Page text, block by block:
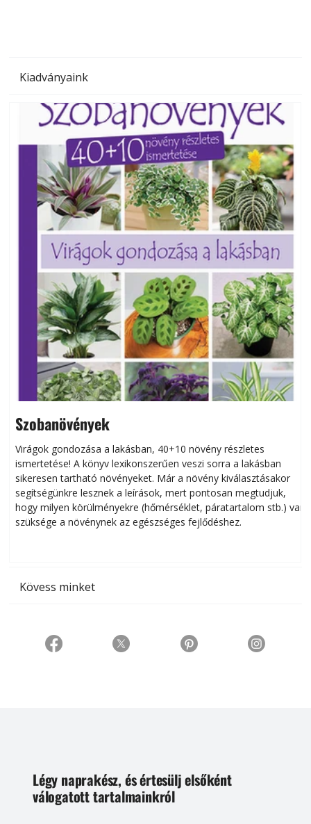
Kiadványaink
Szobanövények
Virágok gondozása a lakásban, 40+10 növény részletes
ismertetése! A könyv lexikonszerűen veszi sorra a lakásban
sikeresen tart­ha­tó növényeket. Már a növény kiválasztásakor
segítségünkre lesznek a leírások, mert pontosan megtudjuk,
hogy milyen körülményekre (hőmérséklet, páratartalom stb.) van
szüksége a növénynek az egészséges fejlődéshez.
Kövess minket
Légy naprakész, és értesülj elsőként
válogatott tartalmainkról